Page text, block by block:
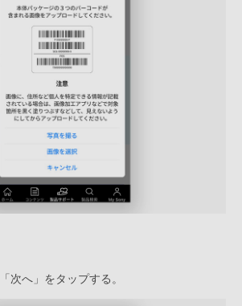
次へ」をタップする。